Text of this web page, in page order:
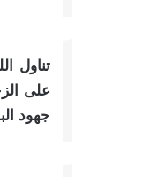
تناول
على
جهود